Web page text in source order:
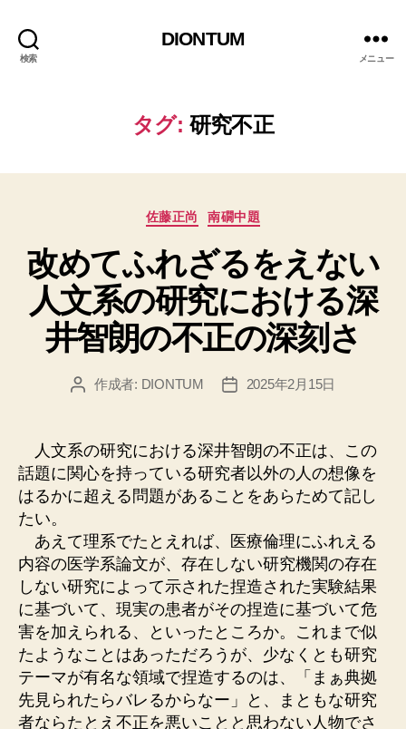
検索
DIONTUM
メニュー
タグ: 研究不正
カ
ゴ
リ
ー
佐藤正尚 南礀中題
改めてふれざるをえない
人文系の研究における深
井智朗の不正の深刻さ
投 作成者: DIONTUM
投
2025年2月15日
人文系の研究における深井智朗の不正は、この
話題に関心を持っている研究者以外の人の想像を
はるかに超える問題があることをあらためて記し
たい。
あえて理系でたとえれば、医療倫理にふれえる
内容の医学系論文が、存在しない研究機関の存在
しない研究によって示された捏造された実験結果
に基づいて、現実の患者がその捏造に基づいて危
害を加えられる、といったところか。これまで似
たようなことはあっただろうが、少なくとも研究
テーマが有名な領域で捏造するのは、「まぁ典拠
先見られたらバレるからなー」と、まともな研究
者ならたとえ不正を悪いことと思わない人物でさ